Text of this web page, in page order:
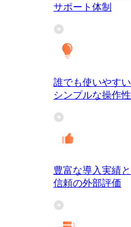
サポート体制
誰でも使いやすい
シンプルな操作性
豊富な導入実績と
信頼の外部評価